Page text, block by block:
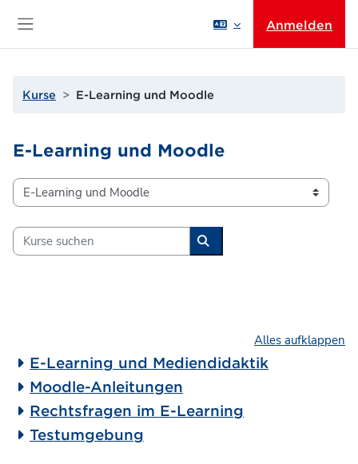
Anmelden
Kurse E-Learning und Moodle
E-Learning und Moodle
Kursbereiche
Kurse suchen
Kurse suchen
Alles aufklappen
E-Learning und Mediendidaktik
Moodle-Anleitungen
Rechtsfragen im E-Learning
Testumgebung